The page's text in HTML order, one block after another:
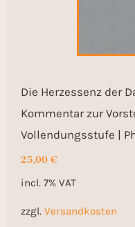
Die Herzessenz der
Kommentar zur
Vollendungsstufe |
25,00€
incl. 7% VAT
zzgl. Versandkosten